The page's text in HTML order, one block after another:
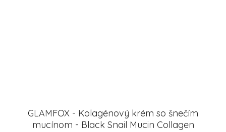
GLAMFOX - Kolagénový krém so šnečím
mucínom - Black Snail Mucin Collagen